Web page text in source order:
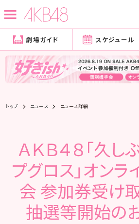
劇場ガイド スケジュール
トップ ニュース ニュース詳細
ＡＫＢ４８「久し
プグロス」オンラ
会 参加券受け
抽選等開始の